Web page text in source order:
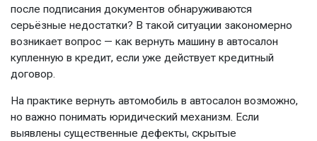
после подписания документов обнаруживаются
серьёзные недостатки? В такой ситуации закономерно
возникает вопрос — как вернуть машину в автосалон
купленную в кредит, если уже действует кредитный
договор.
На практике вернуть автомобиль в автосалон возможно,
но важно понимать юридический механизм. Если
выявлены существенные дефекты, скрытые